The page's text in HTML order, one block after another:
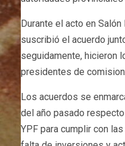
Durante el acto en
suscribió el acuerdo
seguidamente, hicieron
presidentes de
Los acuerdos se
del año pasado
YPF para cumplir con